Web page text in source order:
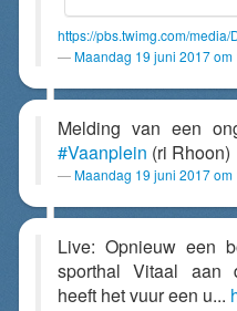
https://pbs.twimg.com/media/
Maandag 19 juni 2017 om
Melding van een
#Vaanplein (ri Rhoon)
Maandag 19 juni 2017 om
Live: Opnieuw een
sporthal Vitaal aan
heeft het vuur een u...